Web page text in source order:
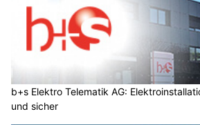
b+s Elektro Telematik AG:
und sicher